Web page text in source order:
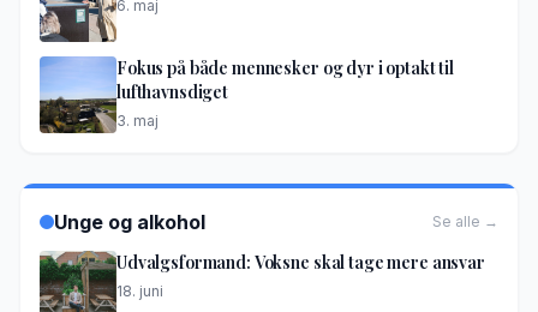
6. maj
Fokus på både mennesker og dyr i optakt til
lufthavnsdiget
3. maj
Unge og alkohol Se alle →
Udvalgsformand: Voksne skal tage mere ansvar
18. juni